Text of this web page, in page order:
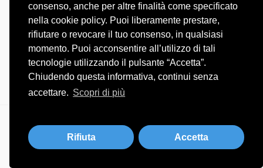
consenso, anche per altre finalità come specificato
nella cookie policy. Puoi liberamente prestare,
rifiutare o revocare il tuo consenso, in qualsiasi
momento. Puoi acconsentire all’utilizzo di tali
tecnologie utilizzando il pulsante “Accetta”.
Chiudendo questa informativa, continui senza
accettare. Scopri di più
Rifiuta Accetta
Piazza Giacomo Matteotti 7, Canneto Sull'Oglio (MN)
+39 0376 723655
info@studiodentisticorestori.it
PRIVACY POLICY
COOKIE POLICY
STUDIO DENTISTICO RESTORI S.R.L. - Via Europa Unita 23, 46040 Casaloldo
(MN) - P. IVA 02508960206